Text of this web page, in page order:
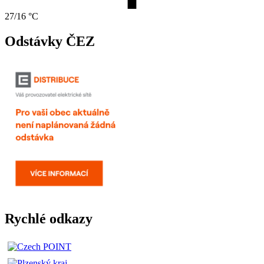
27/16 °C
Odstávky ČEZ
Rychlé odkazy